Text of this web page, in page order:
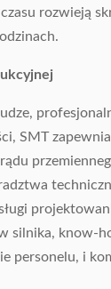
rozwieją
SMT
silnika, know-
personelu, i